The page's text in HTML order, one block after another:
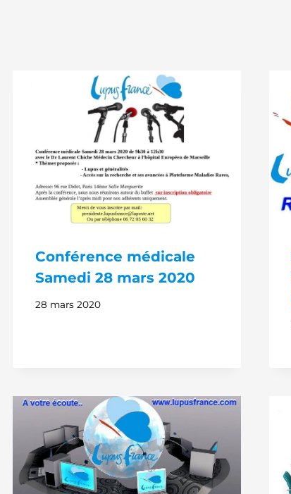
Conférence médicale
Samedi 28 mars 2020
28 mars 2020